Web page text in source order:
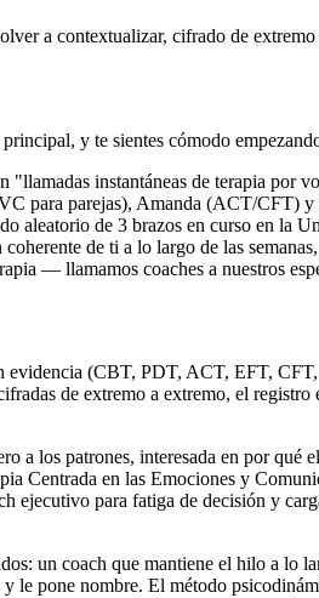
a contextualizar, cifrado de
y te sientes cómodo
instantáneas de terapia por
para parejas), Amanda (ACT/
aleatorio de 3 brazos en curso en la
de ti a lo largo de las
— llamamos coaches a nuestros
evidencia (CBT, PDT, ACT, EFT,
de extremo a extremo, el
a los patrones, interesada en por qué
Centrada en las Emociones y
para fatiga de decisión y
un coach que mantiene el hilo a lo
le pone nombre. El método